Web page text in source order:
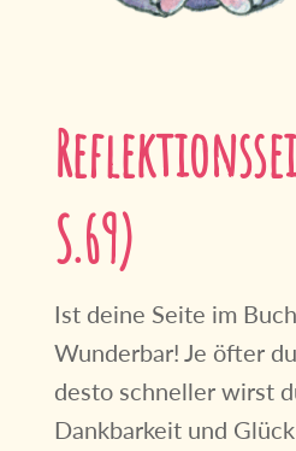
S.69)
Ist deine Seite im
Wunderbar! Je öfter
desto schneller wirst
Dankbarkeit und